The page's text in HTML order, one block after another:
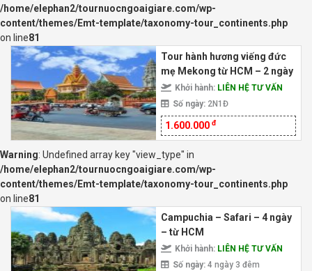
/home/elephan2/tournuocngoaigiare.com/wp-
content/themes/Emt-template/taxonomy-tour_continents.php
on line81
Tour hành hương viếng đức
mẹ Mekong từ HCM – 2 ngày
Khởi hành: LIÊN HỆ TƯ VẤN
Số ngày: 2N1Đ
1.600.000 đ
Warning: Undefined array key "view_type" in
/home/elephan2/tournuocngoaigiare.com/wp-
content/themes/Emt-template/taxonomy-tour_continents.php
on line81
Campuchia – Safari – 4 ngày
– từ HCM
Khởi hành: LIÊN HỆ TƯ VẤN
Số ngày: 4 ngày 3 đêm